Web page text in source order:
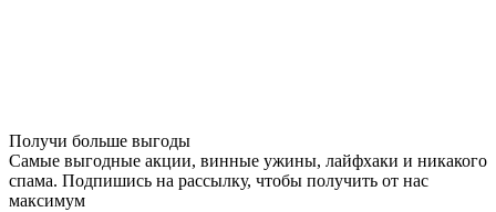
Получи больше выгоды
Самые выгодные акции, винные ужины, лайфхаки и никакого
спама. Подпишись на рассылку, чтобы получить от нас
максимум